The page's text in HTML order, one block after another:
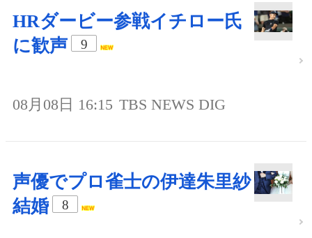
HRダービー参戦イチロー氏
に歓声
9
08月08日 16:15 TBS NEWS DIG
声優でプロ雀士の伊達朱里紗
結婚
8